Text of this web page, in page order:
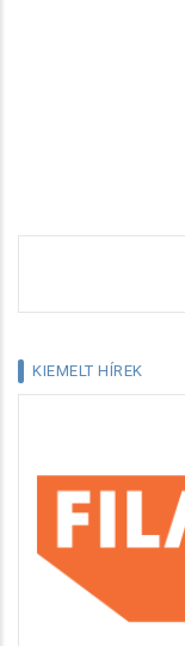
KIEMELT HÍREK